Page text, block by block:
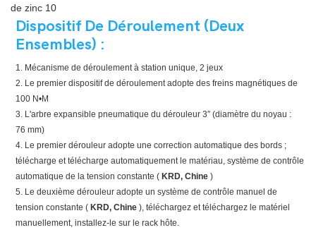
Dispositif De Déroulement (deux
Ensembles) :
1. Mécanisme de déroulement à station unique, 2 jeux
2. Le premier dispositif de déroulement adopte des freins magnétiques de
100 N•M
3. L'arbre expansible pneumatique du dérouleur 3″ (diamètre du noyau :
76 mm)
4. Le premier dérouleur adopte une correction automatique des bords ;
télécharge et télécharge automatiquement le matériau, système de contrôle
automatique de la tension constante ( KRD, Chine)
5. Le deuxième dérouleur adopte un système de contrôle manuel de
tension constante ( KRD, Chine), téléchargez et téléchargez le matériel
manuellement, installez-le sur le rack hôte.